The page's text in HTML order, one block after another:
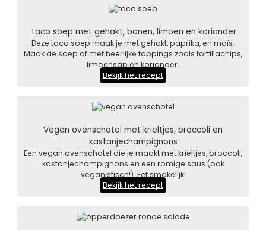
Taco soep met gehakt, bonen, limoen en koriander
Deze taco soep maak je met gehakt, paprika, en maïs.
Maak de soep af met heerlijke toppings zoals tortillachips,
limoensap en koriander.
Bekijk het recept
Vegan ovenschotel met krieltjes, broccoli en
kastanjechampignons
Een vegan ovenschotel die je maakt met krieltjes, broccoli,
kastanjechampignons en een romige saus (ook
veganistisch!). Eet smakelijk!
Bekijk het recept